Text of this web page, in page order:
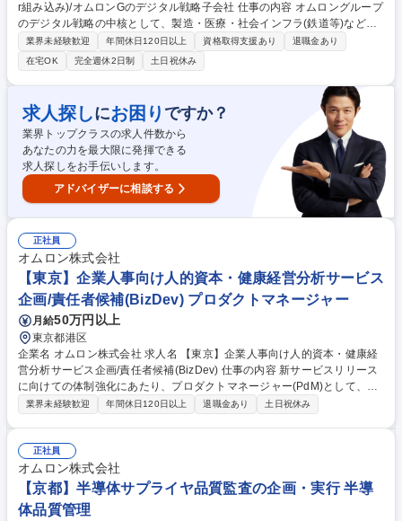
r組み込み)/オムロンGのデジタル戦略子会社 仕事の内容 オムロングループ
のデジタル戦略の中核として、製造・医療・社会インフラ(鉄道等)などの
多様な領域で現場DXを推進。スキルや志向性に合わせ、カジュアル面談
を経て最適なエンジニアポジションを打診します。 【詳細】要件定義か
ら、AI・クラウド等を活用したシステム設計・開発・導入まで一貫して参
画。DXプロジェクトの推進やデータ活用の企画・PoCから本番導入まで
担います。まずはカジュアル面談(書類選考あり)にて人事から組織や技術
の詳細をお伝えします。個別ポジションに閉じず、即戦力リーダー(係長
相当)以上の役割で、あなたの経験を活かせる最適な挑戦の場をご提案し
ます。 募集職種 [カジュアル面談]エンジニア(ITor組み込み)/オムロンGの
デジタル戦略子会社
業界未経験歓迎 年間休日120日以上 資格取得支援あり
退職金あり
在宅OK
完全週休2日制 土日祝休み
求人探しにお困り ですか？
業界トップクラスの求人件数から
あなたの力を最大限に発揮できる
求人探しをお手伝いします。
アドバイザーに相談する
正社員
オムロン株式会社
【東京】企業人事向け人的資本・健康経営分析サービス
企画/責任者候補(BizDev) プロダクトマネージャー
月給50万円以上
東京都港区
企業名 オムロン株式会社 求人名 【東京】企業人事向け人的資本・健康経
営分析サービス企画/責任者候補(BizDev) 仕事の内容 新サービスリリース
に向けての体制強化にあたり、プロダクトマネージャー(PdM)として、Biz
Dev・開発ディレクションといった、サービス展開に関する広範な領域を
・事業KPIマネジメント、およびKPI改善施策の企画・推進 ・プレイヤー
としての初期顧客開拓・サービス提供 など ■今後の新サービスの企画・サ
ービス開発リード（データ分析サービス周辺・iCAREやその他MA先関
連） 募集職種 【東京】企業人事向け人的資本・健康経営分析サービス企
画/責任者候補(BizDev)
業界未経験歓迎 年間休日120日以上 退職金あり 土日祝休み
正社員
オムロン株式会社
【京都】半導体サプライヤ品質監査の企画・実行 半導
体品質管理